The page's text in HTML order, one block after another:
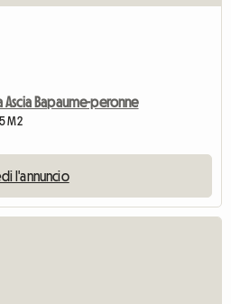
Ascia Bapaume-peronne
M2
l'annuncio